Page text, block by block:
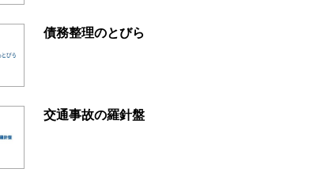
債務整理のとびら
交通事故の羅針盤